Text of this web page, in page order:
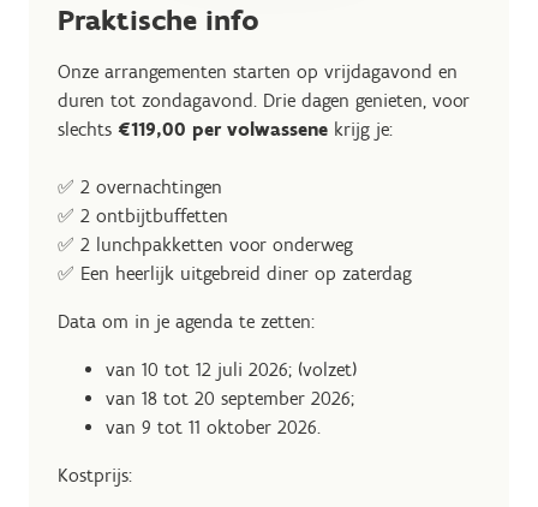
Praktische info
Onze arrangementen starten op vrijdagavond en
duren tot zondagavond. Drie dagen genieten, voor
slechts €119,00 per volwassene krijg je:
✅ 2 overnachtingen
✅ 2 ontbijtbuffetten
✅ 2 lunchpakketten voor onderweg
✅ Een heerlijk uitgebreid diner op zaterdag
Data om in je agenda te zetten:
van 10 tot 12 juli 2026; (volzet)
van 18 tot 20 september 2026;
van 9 tot 11 oktober 2026.
Kostprijs: